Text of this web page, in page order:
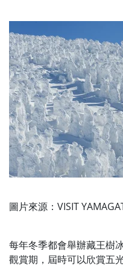
圖片來源：VISIT
每年冬季都會舉辦藏王樹
觀賞期，屆時可以欣賞五